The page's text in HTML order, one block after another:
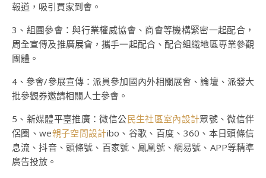
報道，吸引買家到會。
3、組團參會：與行業權威協會、商會等機構緊密一起配合，
周全宣傳及推廣展會，攜手一起配合、配合組織地區專業參觀
團體。
4、參會/參展宣傳：派員參加國內外相關展會、論壇、派發大
批參觀券邀請相關人士參會。
5、新媒體平臺推廣：微信公民生社區室內設計眾號、微信伴
侶圈、we親子空間設計ibo、谷歌、百度、360、本日頭條信
息流、抖音、頭條號、百家號、鳳凰號、網易號、APP等精準
廣告投放。